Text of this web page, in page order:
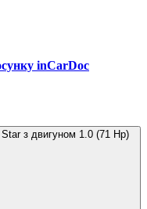
inCarDoc
з двигуном 1.0 (71 Hp)